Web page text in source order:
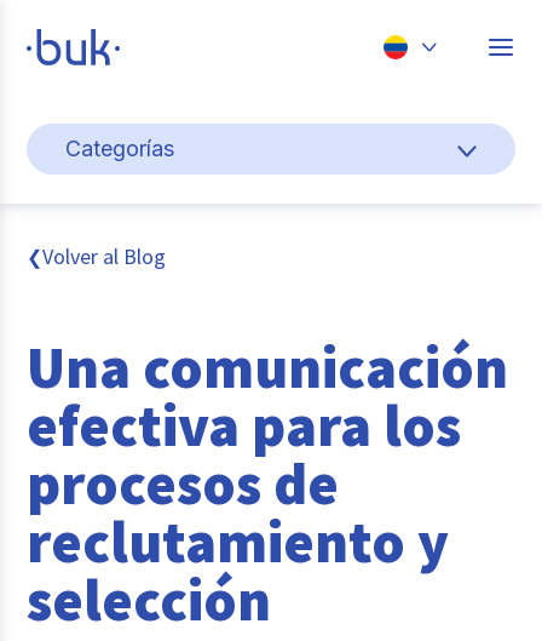
Perú
Categorías
Cultura y bienestar laboral
Gestión de personas
Pago de nómina
Buk
Tendencias y Data
Reclutamiento y Selección
Casos de éxito
❮Volver al Blog
Una comunicación
efectiva para los
procesos de
reclutamiento y
selección